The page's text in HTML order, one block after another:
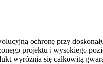
ochronę przy
projektu i wysokiego
wyróżnia się całkowitą